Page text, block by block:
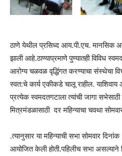
ठाणे येथील प्रसिध्द आय.पी.एच. मानसिक
झाली आहे.ठाण्याप्रमाणे पुण्यातही विविध
आरोग्य चळवळ वृद्धिंगत करण्याचा संस्थेचा
स्वत:चे कार्य एकीकडे चालू राहील.
प्रत्येक स्वमदतगटाला त्यांची जागा
मित्रमंडळासाठी दर महिन्याचा चवथा
.त्यानुसार या महिन्याची सभा सोमवार
आयोजित केली होती.पहिलीच सभा असल्याने